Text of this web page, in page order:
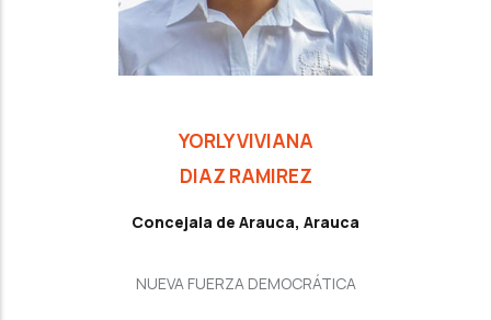
YORLY VIVIANA
DIAZ RAMIREZ
Concejala de Arauca, Arauca
NUEVA FUERZA DEMOCRÁTICA